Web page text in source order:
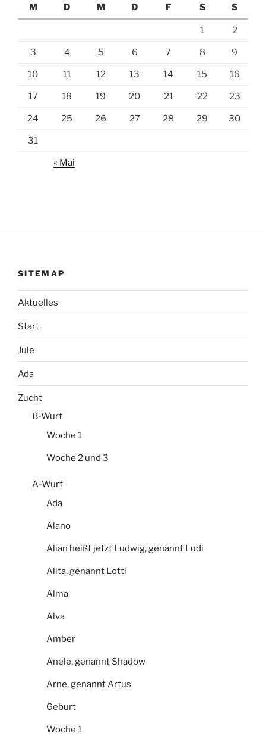
M D M D F S S
1 2
3 4 5 6 7 8 9
10 11 12 13 14 15 16
17 18 19 20 21 22 23
24 25 26 27 28 29 30
31
« Mai
SITEMAP
Aktuelles
Start
Jule
Ada
Zucht
B-Wurf
Woche 1
Woche 2 und 3
A-Wurf
Ada
Alano
Alian heißt jetzt Ludwig, genannt Ludi
Alita, genannt Lotti
Alma
Alva
Amber
Anele, genannt Shadow
Arne, genannt Artus
Geburt
Woche 1